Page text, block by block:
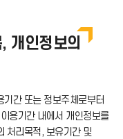
개인정보의
기간 또는 정보주체로부터
용기간 내에서 개인정보를
처리목적, 보유기간 및